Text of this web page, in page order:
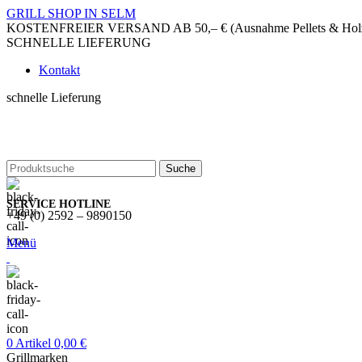
GRILL SHOP IN SELM
KOSTENFREIER VERSAND AB 50,– € (Ausnahme Pellets &
SCHNELLE LIEFERUNG
Kontakt
schnelle Lieferung
Suche
SERVICE HOTLINE
+49 (0) 2592 – 9890150
Menü
0 Artikel 0,00 €
Grillmarken